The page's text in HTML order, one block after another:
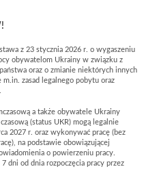
z 23 stycznia 2026 r. o wygaszeniu
obywatelom Ukrainy w związku z
oraz o zmianie niektórych innych
zasad legalnego pobytu oraz
a także obywatele Ukrainy
(status UKR) mogą legalnie
2027 r. oraz wykonywać pracę (bez
na podstawie obowiązującej
o powierzeniu pracy.
dni od dnia rozpoczęcia pracy przez